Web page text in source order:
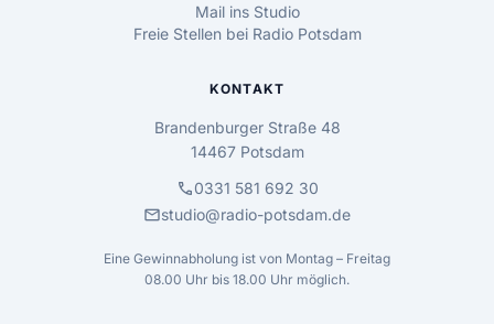
Mail ins Studio
Freie Stellen bei Radio Potsdam
KONTAKT
Brandenburger Straße 48
14467 Potsdam
call0331 581 692 30
mailstudio@radio-potsdam.de
Eine Gewinnabholung ist von Montag – Freitag
08.00 Uhr bis 18.00 Uhr möglich.